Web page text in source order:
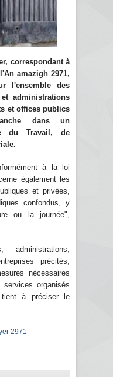
correspondant à
amazigh 2971,
l'ensemble des
administrations
et offices publics
dans un
du Travail, de
à la loi
également les
et privées,
confondus, y
ou la journée",
précités,
nécessaires
organisés
à préciser le
2971